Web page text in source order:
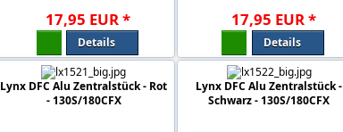
17,95 EUR*
Details
17,95 EUR*
Details
Lynx DFC Alu Zentralstück - Rot
- 130S/180CFX
Lynx DFC Alu Zentralstück -
Schwarz - 130S/180CFX